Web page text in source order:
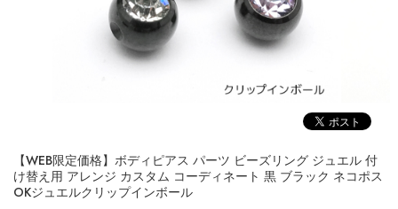
【WEB限定価格】ボディピアス パーツ ビーズリング ジュエル 付
け替え用 アレンジ カスタム コーディネート 黒 ブラック ネコポス
OKジュエルクリップインボール